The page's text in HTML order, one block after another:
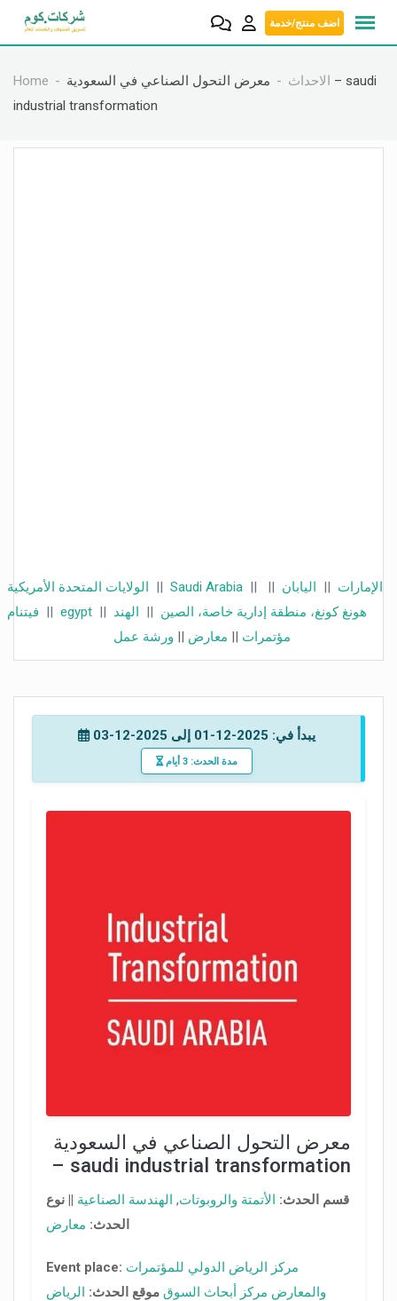
اضف منتج/خدمة
Home الاحداث
معرض التحول الصناعي في السعودية – saudi
industrial transformation
الولايات المتحدة الأمريكية || Saudi Arabia || الإمارات || اليابان ||
فيتنام || egypt || هونغ كونغ، منطقة إدارية خاصة، الصين || الهند
مؤتمرات || معارض || ورشة عمل
يبدأ في: 2025-12-01 إلى 2025-12-03
مدة الحدث: 3 أيام
معرض التحول الصناعي في السعودية
– saudi industrial transformation
قسم الحدث: الأتمتة والروبوتات, الهندسة الصناعية || نوع
الحدث: معارض
Event place: مركز الرياض الدولي للمؤتمرات
والمعارض مركز أبحاث السوق موقع الحدث: الرياض